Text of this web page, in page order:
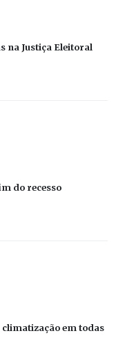
na Justiça Eleitoral
do recesso
em todas